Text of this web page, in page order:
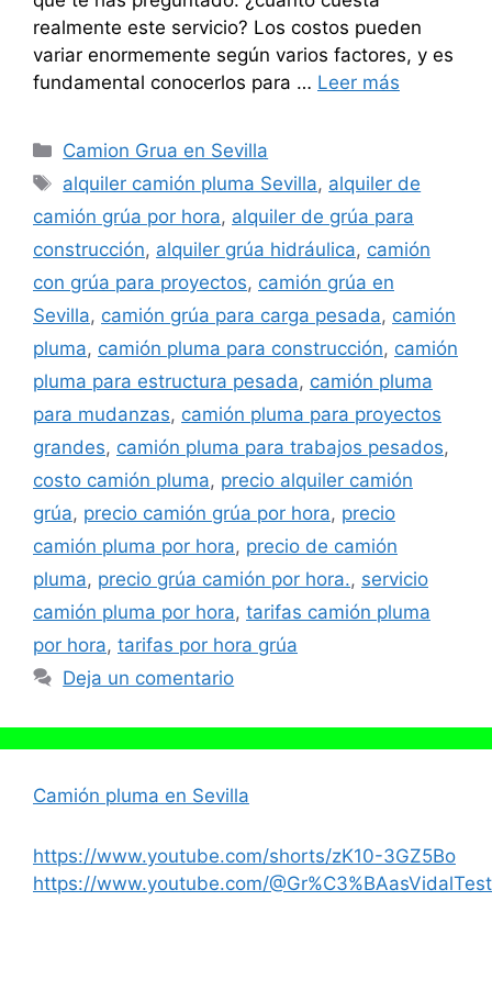
realmente este servicio? Los costos pueden
variar enormemente según varios factores, y es
fundamental conocerlos para … Leer más
Categorías
Camion Grua en Sevilla
Etiquetas
alquiler camión pluma Sevilla, alquiler de
camión grúa por hora, alquiler de grúa para
construcción, alquiler grúa hidráulica, camión
con grúa para proyectos, camión grúa en
Sevilla, camión grúa para carga pesada, camión
pluma, camión pluma para construcción, camión
pluma para estructura pesada, camión pluma
para mudanzas, camión pluma para proyectos
grandes, camión pluma para trabajos pesados,
costo camión pluma, precio alquiler camión
grúa, precio camión grúa por hora, precio
camión pluma por hora, precio de camión
pluma, precio grúa camión por hora., servicio
camión pluma por hora, tarifas camión pluma
por hora, tarifas por hora grúa
Deja un comentario
Camión pluma en Sevilla
https://www.youtube.com/shorts/zK10-3GZ5Bo
https://www.youtube.com/